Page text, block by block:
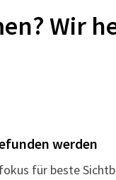
Wir
werden
für beste